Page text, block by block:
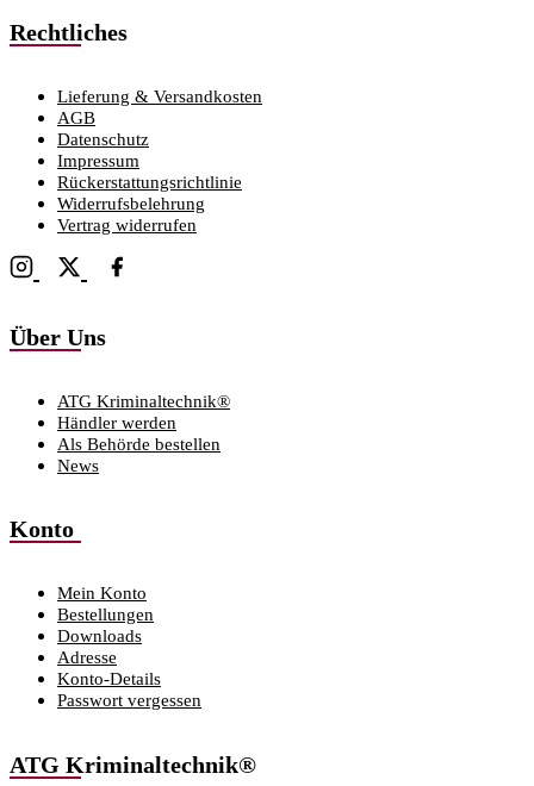
Rechtliches
Lieferung & Versandkosten
AGB
Datenschutz
Impressum
Rückerstattungsrichtlinie
Widerrufsbelehrung
Vertrag widerrufen
Über Uns
ATG Kriminaltechnik®
Händler werden
Als Behörde bestellen
News
Konto
Mein Konto
Bestellungen
Downloads
Adresse
Konto-Details
Passwort vergessen
ATG Kriminaltechnik®